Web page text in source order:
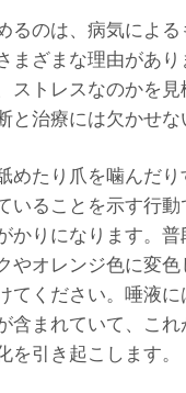
るのは、病気による
まざまな理由があ
ストレスなのかを見
と治療には欠かせな
めたり爪を噛んだり
いることを示す行
かりになります。普
やオレンジ色に変色
てください。唾液に
含まれていて、こ
を引き起こします。